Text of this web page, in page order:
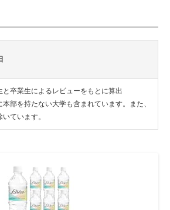
と卒業生によるレビューをもとに算出
本部を持たない大学も含まれています。また、
ています。